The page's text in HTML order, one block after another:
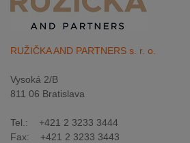
RUŽIČKA AND PARTNERS s. r. o.
Vysoká 2/B
811 06 Bratislava
Tel.: +421 2 3233 3444
Fax: +421 2 3233 3443